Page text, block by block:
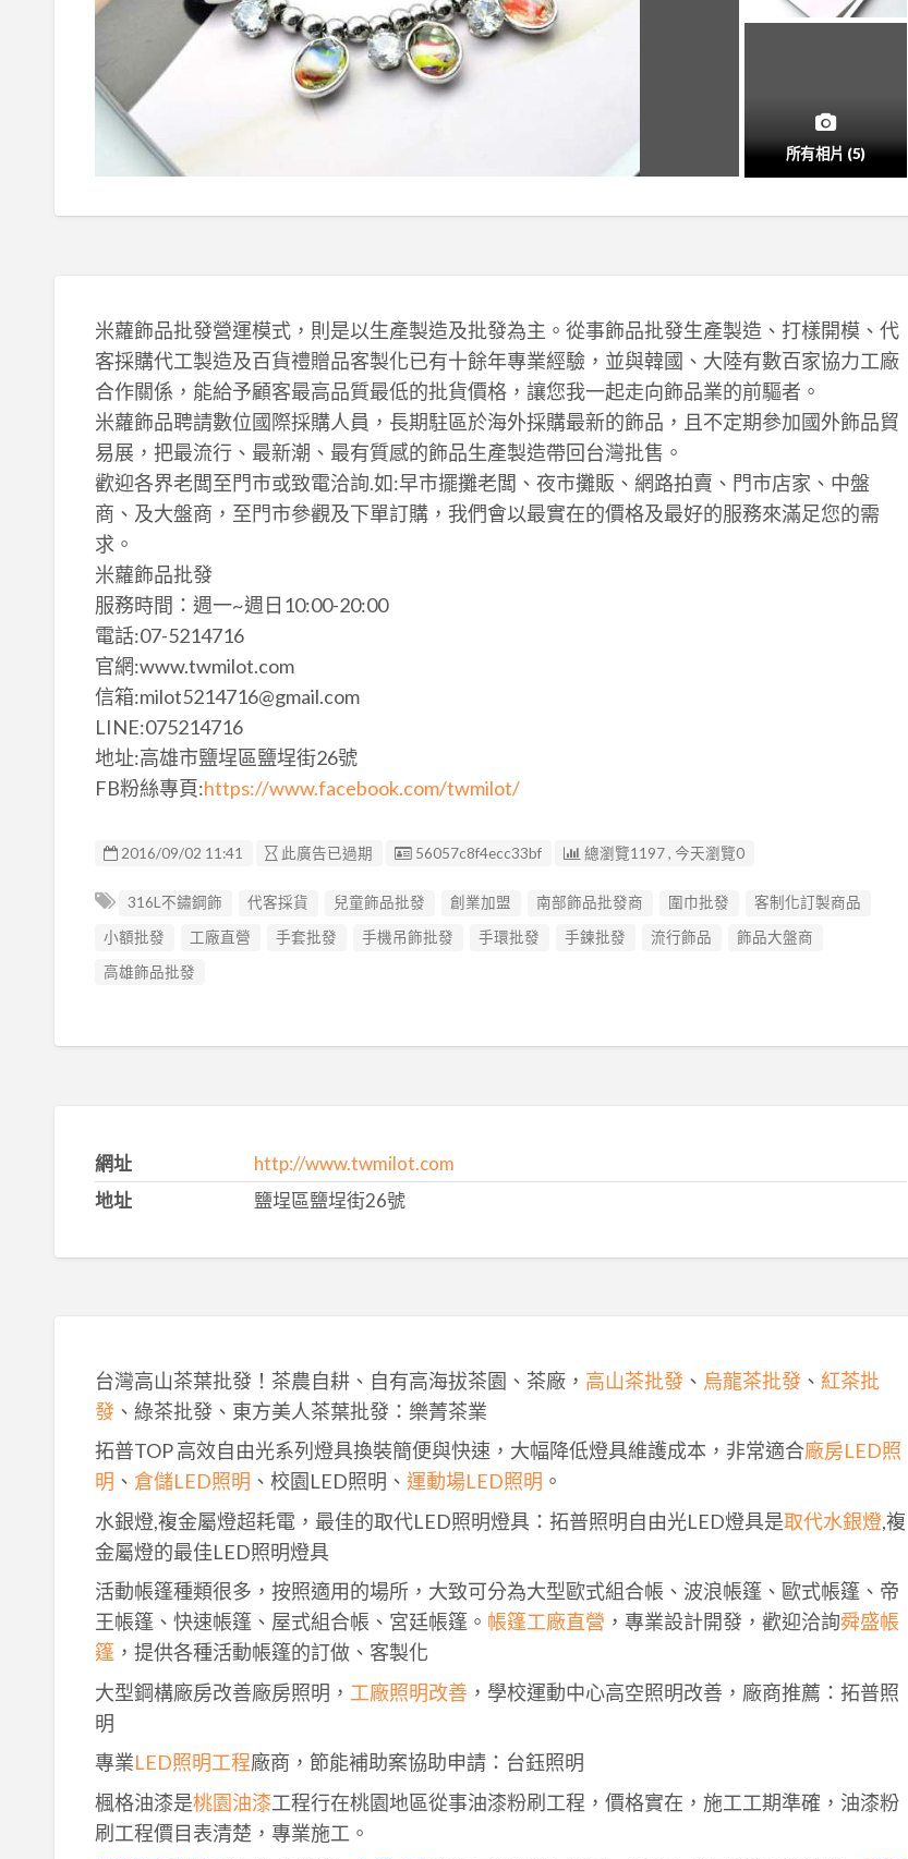
所有相片 (5)
米蘿飾品批發營運模式，則是以生產製造及批發為主。從事飾品批發生產製造、打樣開模、代
客採購代工製造及百貨禮贈品客製化已有十餘年專業經驗，並與韓國、大陸有數百家協力工廠
合作關係，能給予顧客最高品質最低的批貨價格，讓您我一起走向飾品業的前驅者。
米蘿飾品聘請數位國際採購人員，長期駐區於海外採購最新的飾品，且不定期參加國外飾品貿
易展，把最流行、最新潮、最有質感的飾品生產製造帶回台灣批售。
歡迎各界老闆至門市或致電洽詢.如:早市擺攤老闆、夜市攤販、網路拍賣、門市店家、中盤
商、及大盤商，至門市參觀及下單訂購，我們會以最實在的價格及最好的服務來滿足您的需
求。
米蘿飾品批發
服務時間：週一~週日10:00-20:00
電話:07-5214716
官網:www.twmilot.com
信箱:milot5214716@gmail.com
LINE:075214716
地址:高雄市鹽埕區鹽埕街26號
FB粉絲專頁:https://www.facebook.com/twmilot/
2016/09/02 11:41 此廣告已過期 廣告编號
56057c8f4ecc33bf 總瀏覽1197 , 今天瀏覽0
316L不鏽鋼飾 代客採貨 兒童飾品批發 創業加盟 南部飾品批發商 圍巾批發
客制化訂製商品
小額批發
工廠直營 手套批發 手機吊飾批發 手環批發 手鍊批發 流行飾品
飾品大盤商
高雄飾品批發
網址
http://www.twmilot.com
地址
鹽埕區鹽埕街26號
台灣高山茶葉批發！茶農自耕、自有高海拔茶園、茶廠， 高山茶批發、 烏龍茶批發、 紅茶批
發、綠茶批發、東方美人茶葉批發：樂菁茶業
拓普TOP 高效自由光系列燈具換裝簡便與快速，大幅降低燈具維護成本，非常適合廠房LED照
明 、 倉儲LED照明 、校園LED照明、 運動場LED照明 。
水銀燈,複金屬燈超耗電，最佳的取代LED照明燈具：拓普照明自由光LED燈具是取代水銀燈,複
金屬燈的最佳LED照明燈具
活動帳篷種類很多，按照適用的場所，大致可分為大型歐式組合帳、波浪帳篷、歐式帳篷、帝
王帳篷、快速帳篷、屋式組合帳、宮廷帳篷。 帳篷工廠直營 ，專業設計開發，歡迎洽詢舜盛帳
篷，提供各種活動帳篷的訂做、客製化
大型鋼構廠房改善廠房照明， 工廠照明改善，學校運動中心高空照明改善，廠商推薦：拓普照
明
專業LED照明工程廠商，節能補助案協助申請：台鈺照明
楓格油漆是桃園油漆工程行在桃園地區從事油漆粉刷工程，價格實在，施工工期準確，油漆粉
刷工程價目表清楚，專業施工。